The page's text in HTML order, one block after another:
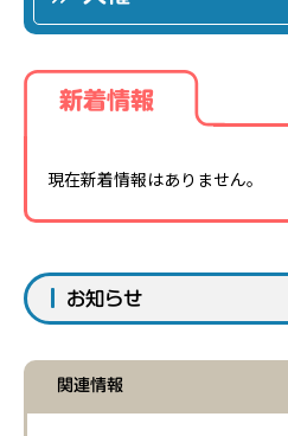
新着情報
現在新着情報はありません。
お知らせ
関連情報